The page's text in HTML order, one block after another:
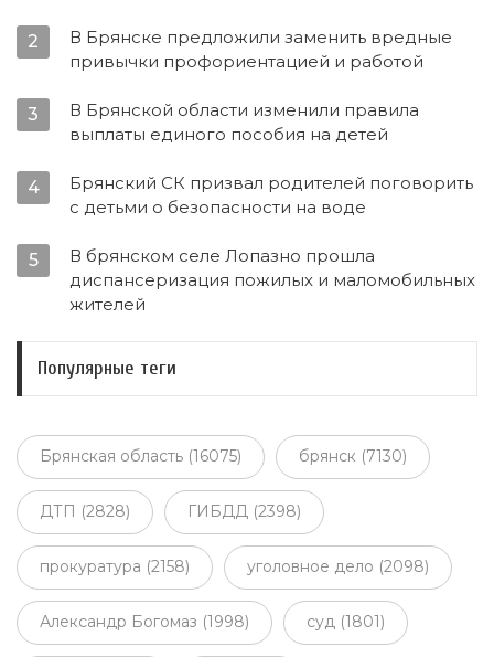
2
В Брянске предложили заменить вредные
привычки профориентацией и работой
3
В Брянской области изменили правила
выплаты единого пособия на детей
4
Брянский СК призвал родителей поговорить
с детьми о безопасности на воде
5
В брянском селе Лопазно прошла
диспансеризация пожилых и маломобильных
жителей
Популярные теги
Брянская область (16075) брянск (7130)
ДТП (2828) ГИБДД (2398)
прокуратура (2158) уголовное дело (2098)
Александр Богомаз (1998) суд (1801)